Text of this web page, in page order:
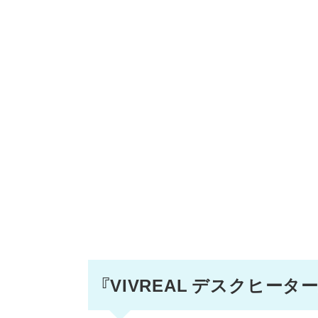
『VIVREAL デスクヒータ